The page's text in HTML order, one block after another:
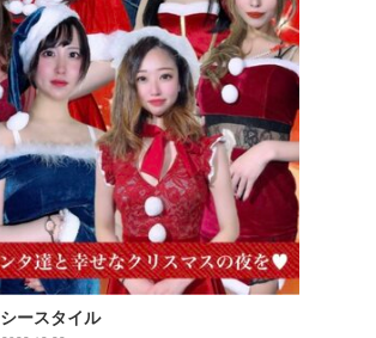
シースタイル